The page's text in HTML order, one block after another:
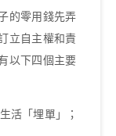
的零用錢先弄
立自主權和責
以下四個主要
活「埋單」；